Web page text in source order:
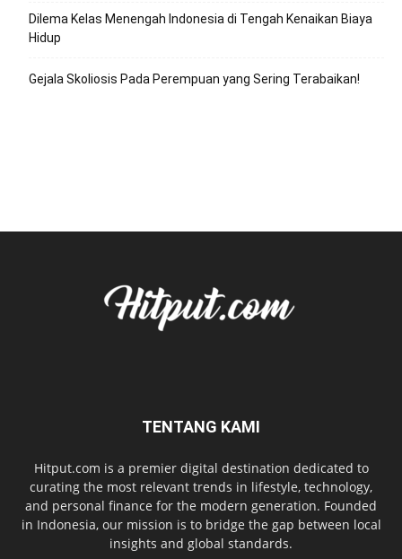
Dilema Kelas Menengah Indonesia di Tengah Kenaikan Biaya
Hidup
Gejala Skoliosis Pada Perempuan yang Sering Terabaikan!
TENTANG KAMI
Hitput.com is a premier digital destination dedicated to
curating the most relevant trends in lifestyle, technology,
and personal finance for the modern generation. Founded
in Indonesia, our mission is to bridge the gap between local
insights and global standards.